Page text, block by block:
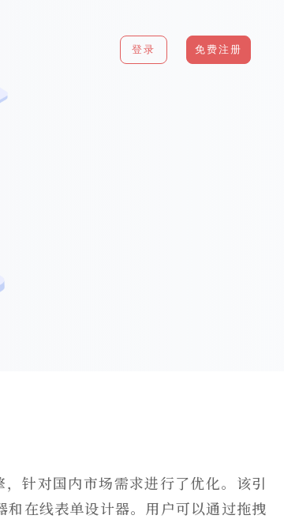
登录 免费注册
针对国内市场需求进行了优化。该引
在线表单设计器。用户可以通过拖拽